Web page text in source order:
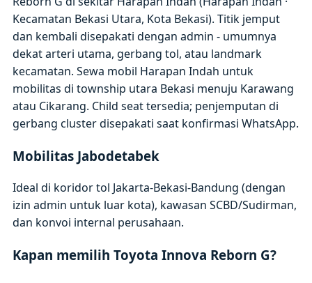
Kecamatan Bekasi Utara, Kota Bekasi). Titik jemput
dan kembali disepakati dengan admin - umumnya
dekat arteri utama, gerbang tol, atau landmark
kecamatan. Sewa mobil Harapan Indah untuk
mobilitas di township utara Bekasi menuju Karawang
atau Cikarang. Child seat tersedia; penjemputan di
gerbang cluster disepakati saat konfirmasi WhatsApp.
Mobilitas Jabodetabek
Ideal di koridor tol Jakarta-Bekasi-Bandung (dengan
izin admin untuk luar kota), kawasan SCBD/Sudirman,
dan konvoi internal perusahaan.
Kapan memilih Toyota Innova Reborn G?